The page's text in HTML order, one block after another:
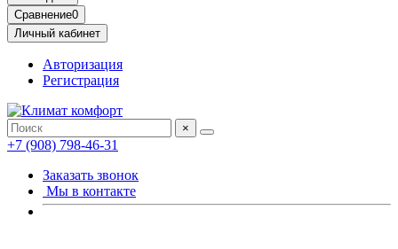
Сравнение0
Личный кабинет
Авторизация
Регистрация
×
+7 (908) 798-46-31
Заказать звонок
Мы в контакте